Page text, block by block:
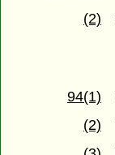
(2)
94(1)
(2)